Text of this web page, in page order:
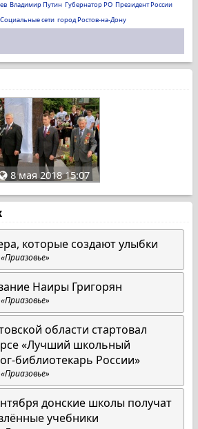
Владимир Путин Губернатор РО Президент России
Социальные сети город Ростов-на-Дону
8 мая 2018 15:07
которые создают улыбки
Наиры Григорян
области стартовал
«Лучший школьный
библиотекарь России»
донские школы получат
учебники